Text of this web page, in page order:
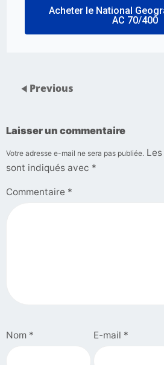
Acheter le National
AC 70/400
Previous
Laisser un commentaire
Votre adresse e-mail ne sera pas publiée.
sont indiqués avec *
Commentaire *
Nom * E-mail *